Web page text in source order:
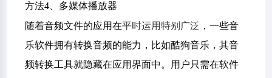
方法4、多媒体播放器
随着音频文件的应用在平时运用特别广泛 ，一些音
乐软件拥有转换音频的能力，比如酷狗音乐，其音
频转换工具就隐藏在应用界面中。用户只需在软件